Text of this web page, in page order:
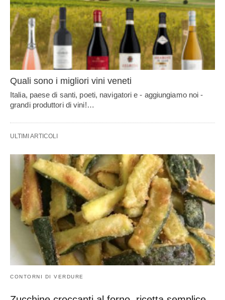
Quali sono i migliori vini veneti
Italia, paese di santi, poeti, navigatori e - aggiungiamo noi -
grandi produttori di vini!…
ULTIMI ARTICOLI
CONTORNI DI VERDURE